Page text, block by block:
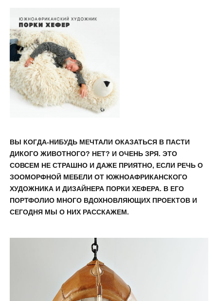
ВЫ КОГДА-НИБУДЬ МЕЧТАЛИ ОКАЗАТЬСЯ В ПАСТИ
ДИКОГО ЖИВОТНОГО? НЕТ? И ОЧЕНЬ ЗРЯ. ЭТО
СОВСЕМ НЕ СТРАШНО И ДАЖЕ ПРИЯТНО, ЕСЛИ РЕЧЬ О
ЗООМОРФНОЙ МЕБЕЛИ ОТ ЮЖНОАФРИКАНСКОГО
ХУДОЖНИКА И ДИЗАЙНЕРА ПОРКИ ХЕФЕРА. В ЕГО
ПОРТФОЛИО МНОГО ВДОХНОВЛЯЮЩИХ ПРОЕКТОВ И
СЕГОДНЯ МЫ О НИХ РАССКАЖЕМ.